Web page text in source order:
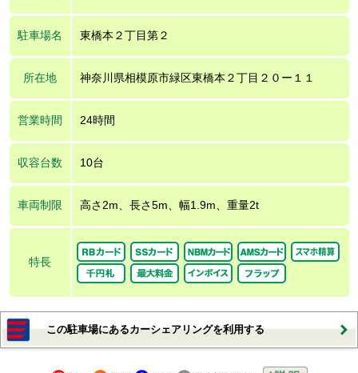
駐車場名 東橋本２丁目第２
所在地 神奈川県相模原市緑区東橋本２丁目２０ー１１
営業時間 24時間
収容台数 10台
車両制限 高さ2m、長さ5m、幅1.9m、重量2t
特長
この駐車場にあるカーシェアリングを利用する